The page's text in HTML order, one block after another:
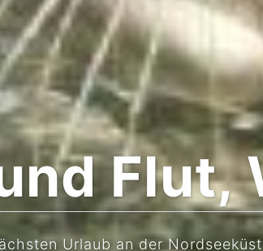
Flut,
Urlaub an der